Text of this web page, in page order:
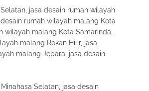
jasa desain rumah wilayah
rumah wilayah malang Kota
wilayah malang Kota Samarinda,
malang Rokan Hilir, jasa
malang Jepara, jasa desain
Selatan, jasa desain